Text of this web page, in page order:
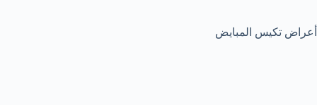
أعراض تكيس المبايض